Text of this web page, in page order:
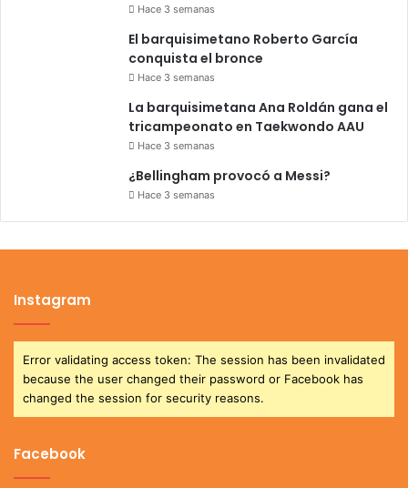
Hace 3 semanas
El barquisimetano Roberto García
conquista el bronce
Hace 3 semanas
La barquisimetana Ana Roldán gana el
tricampeonato en Taekwondo AAU
Hace 3 semanas
¿Bellingham provocó a Messi?
Hace 3 semanas
Instagram
Error validating access token: The session has been invalidated
because the user changed their password or Facebook has
changed the session for security reasons.
Facebook